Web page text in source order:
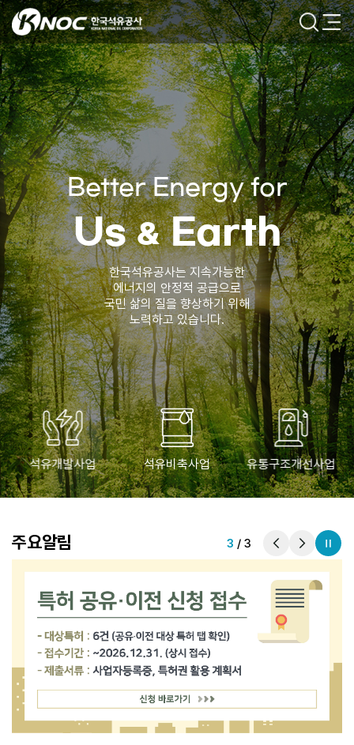
본문 바로가기
한국석유공사 검색 메뉴
Better Energy for
Us&Earth
한국석유공사는 지속가능한
에너지의 안정적 공급으로
국민 삶의 질을 향상하기 위해
노력하고 있습니다.
석유개발사업 석유비축사업 유통구조개선사업
주요알림 3 / 3 이전으로다음으로
정지